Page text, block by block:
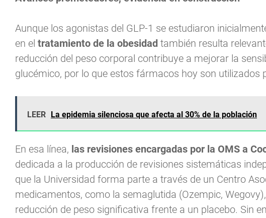
Aunque los agonistas del GLP-1 se estudiaron
en el tratamiento de la obesidad también resulta
reducción del peso corporal contribuye a mejorar la
glucémico, por lo que estos fármacos hoy son utilizados
LEER La epidemia silenciosa que afecta al 30% de la población
En esa línea, las revisiones encargadas por la OMS a
dedicada a la producción de revisiones sistemáticas
que la Universidad forma parte a través de un Centro
medicamentos, como la semaglutida (Ozempic,
reducción de peso significativa frente a un placebo. Sin